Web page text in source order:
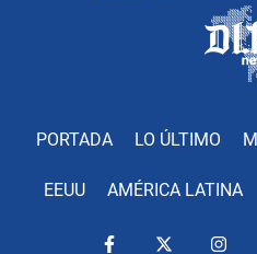
PORTADA LO ÚLTIMO
EEUU AMÉRICA LATINA